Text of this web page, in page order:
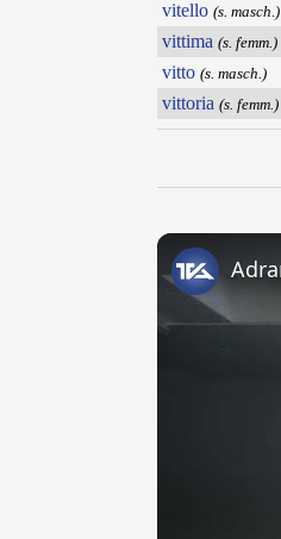
vitello (s. masch.)
vittima (s. femm.)
vitto (s. masch.)
vittoria (s. femm.)